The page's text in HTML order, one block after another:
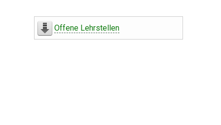
Offene Lehrstellen